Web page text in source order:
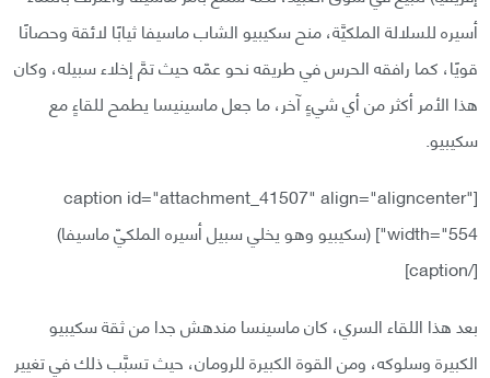
أسيره للسلالة الملكيَّة، منح سكيبيو الشاب ماسيفا ثيابًا لائقة وحصانًا
قويًا، كما رافقه الحرس في طريقه نحو عمّه حيث تمَّ إخلاء سبيله، وكان
هذا الأمر أكثر من أي شيءٍ آخر، ما جعل ماسينيسا يطمح للقاءٍ مع
سكيبيو.
[caption id="attachment_41507" align="aligncenter"
width="554"] (سكيبيو وهو يخلي سبيل أسيره الملكيّ ماسيفا)
[/caption]
بعد هذا اللقاء السري، كان ماسينسا مندهش جدا من ثقة سكيبيو
الكبيرة وسلوكه، ومن القوة الكبيرة للرومان، حيث تسبَّب ذلك في تغيير